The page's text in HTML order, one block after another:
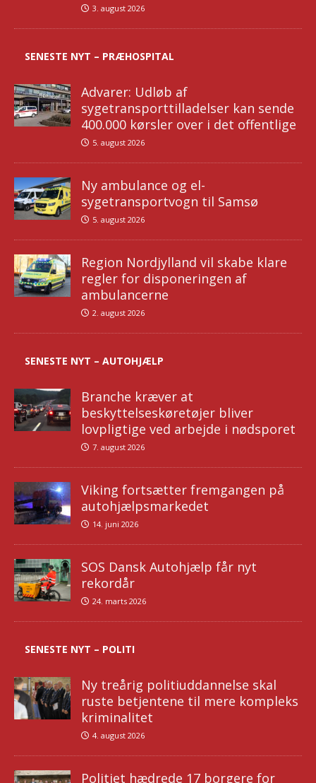
3. august 2026
SENESTE NYT – PRÆHOSPITAL
Advarer: Udløb af
sygetransporttilladelser kan sende
400.000 kørsler over i det offentlige
5. august 2026
Ny ambulance og el-
sygetransportvogn til Samsø
5. august 2026
Region Nordjylland vil skabe klare
regler for disponeringen af
ambulancerne
2. august 2026
SENESTE NYT – AUTOHJÆLP
Branche kræver at
beskyttelseskøretøjer bliver
lovpligtige ved arbejde i nødsporet
7. august 2026
Viking fortsætter fremgangen på
autohjælpsmarkedet
14. juni 2026
SOS Dansk Autohjælp får nyt
rekordår
24. marts 2026
SENESTE NYT – POLITI
Ny treårig politiuddannelse skal
ruste betjentene til mere kompleks
kriminalitet
4. august 2026
Politiet hædrede 17 borgere for